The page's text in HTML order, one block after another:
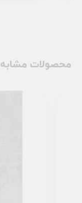
محصولات مشابه